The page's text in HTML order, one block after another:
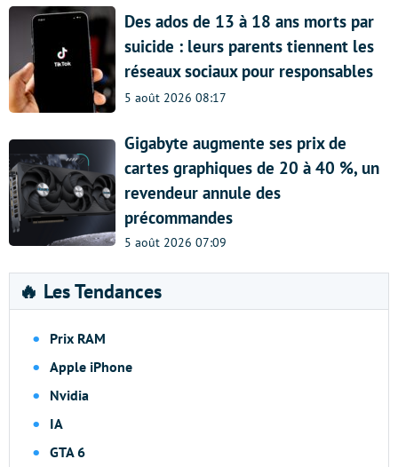
Des ados de 13 à 18 ans morts par
suicide : leurs parents tiennent les
réseaux sociaux pour responsables
5 août 2026 08:17
Gigabyte augmente ses prix de
cartes graphiques de 20 à 40 %, un
revendeur annule des
précommandes
5 août 2026 07:09
🔥 Les Tendances
Prix RAM
Apple iPhone
Nvidia
IA
GTA 6